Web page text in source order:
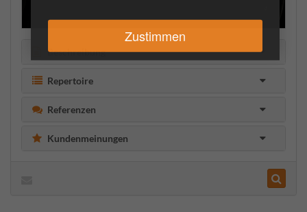
Zustimmen
Beschreibung
Repertoire
Referenzen
Kundenmeinungen